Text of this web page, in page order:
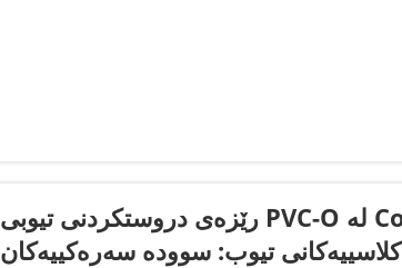
رێزەی دروستکردنی تیوبی PVC-O لە Confronted کردن بە ماشینە
کلاسییەکانی تیوب: سوودە سەرەکییەکان